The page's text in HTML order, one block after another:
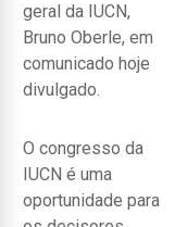
geral da IUCN,
Bruno Oberle, em
comunicado hoje
divulgado.
O congresso da
IUCN é uma
oportunidade para